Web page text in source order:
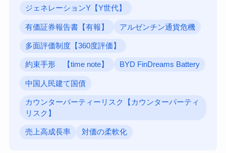
ジェネレーションY【Y世代】
有価証券報告書【有報】 アルゼンチン通貨危機
多面評価制度【360度評価】
約束手形 【time note】 BYD FinDreams Battery
中国人民建て国債
カウンターパーティーリスク【カウンターパーティ
リスク】
売上高成長率 対価の柔軟化